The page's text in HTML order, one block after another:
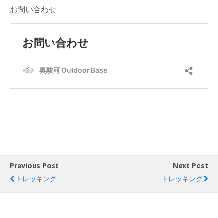
お問い合わせ
Previous Post
トレッキング
Next Post
トレッキング